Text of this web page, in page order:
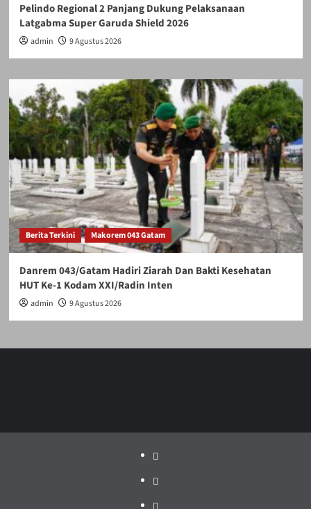
Pelindo Regional 2 Panjang Dukung Pelaksanaan
Latgabma Super Garuda Shield 2026
admin 9 Agustus 2026
Berita Terkini Makorem 043 Gatam
Danrem 043/Gatam Hadiri Ziarah Dan Bakti Kesehatan
HUT Ke-1 Kodam XXI/Radin Inten
admin 9 Agustus 2026
Politik
Pariwisata
Jakarta